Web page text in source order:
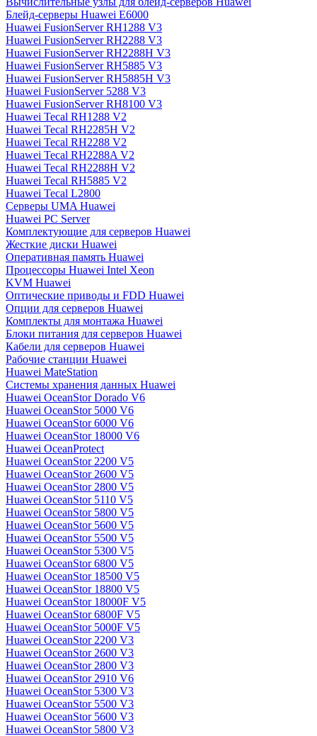
Блейд-серверы Huawei E6000
Huawei FusionServer RH1288 V3
Huawei FusionServer RH2288 V3
Huawei FusionServer RH2288H V3
Huawei FusionServer RH5885 V3
Huawei FusionServer RH5885H V3
Huawei FusionServer 5288 V3
Huawei FusionServer RH8100 V3
Huawei Tecal RH1288 V2
Huawei Tecal RH2285H V2
Huawei Tecal RH2288 V2
Huawei Tecal RH2288A V2
Huawei Tecal RH2288H V2
Huawei Tecal RH5885 V2
Huawei Tecal L2800
Серверы UMA Huawei
Huawei PC Server
Комплектующие для серверов Huawei
Жесткие диски Huawei
Оперативная память Huawei
Процессоры Huawei Intel Xeon
KVM Huawei
Оптические приводы и FDD Huawei
Опции для серверов Huawei
Комплекты для монтажа Huawei
Блоки питания для серверов Huawei
Кабели для серверов Huawei
Рабочие станции Huawei
Huawei MateStation
Системы хранения данных Huawei
Huawei OceanStor Dorado V6
Huawei OceanStor 5000 V6
Huawei OceanStor 6000 V6
Huawei OceanStor 18000 V6
Huawei OceanProtect
Huawei OceanStor 2200 V5
Huawei OceanStor 2600 V5
Huawei OceanStor 2800 V5
Huawei OceanStor 5110 V5
Huawei OceanStor 5800 V5
Huawei OceanStor 5600 V5
Huawei OceanStor 5500 V5
Huawei OceanStor 5300 V5
Huawei OceanStor 6800 V5
Huawei OceanStor 18500 V5
Huawei OceanStor 18800 V5
Huawei OceanStor 18000F V5
Huawei OceanStor 6800F V5
Huawei OceanStor 5000F V5
Huawei OceanStor 2200 V3
Huawei OceanStor 2600 V3
Huawei OceanStor 2800 V3
Huawei OceanStor 2910 V6
Huawei OceanStor 5300 V3
Huawei OceanStor 5500 V3
Huawei OceanStor 5600 V3
Huawei OceanStor 5800 V3